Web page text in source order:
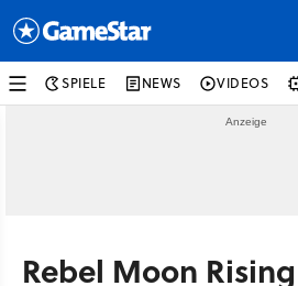
SPIELE NEWS VIDEOS
Rebel Moon Rising